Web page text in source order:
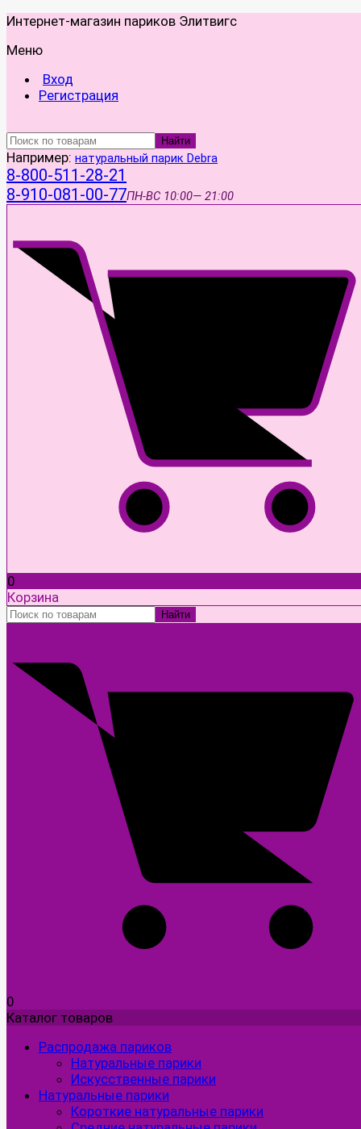
Интернет-магазин париков Элитвигс
Меню
Вход
Регистрация
Найти
Например: натуральный парик Debra
8-800-511-28-21
8-910-081-00-77ПН-ВС 10:00— 21:00
0
Корзина
Найти
0
Каталог товаров
Распродажа париков
Натуральные парики
Искусственные парики
Натуральные парики
Короткие натуральные парики